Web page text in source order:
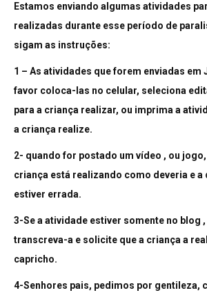
Estamos enviando algumas atividades
realizadas durante esse período de
sigam as instruções:
1 – As atividades que forem enviadas em
favor coloca-las no celular, seleciona
para a criança realizar, ou imprima a
a criança realize.
2- quando for postado um vídeo , ou
criança está realizando como deveria e a
estiver errada.
3-Se a atividade estiver somente no blog
transcreva-a e solicite que a criança a
capricho.
4-Senhores pais, pedimos por gentileza,